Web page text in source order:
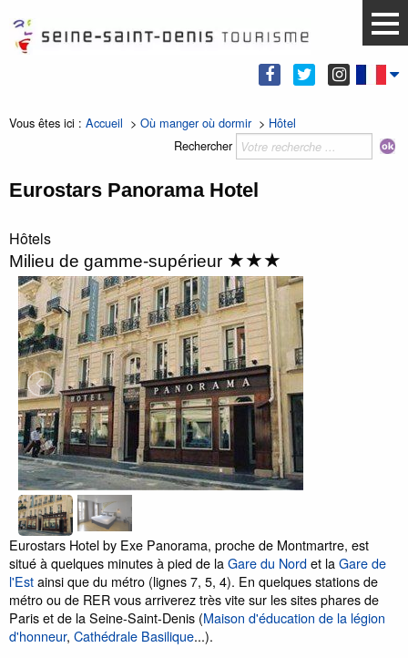
Vous êtes ici : Accueil > Où manger où dormir> Hôtel
Rechercher
Eurostars Panorama Hotel
Hôtels
Milieu de gamme-supérieur ★★★
Eurostars Hotel by Exe Panorama, proche de Montmartre, est
situé à quelques minutes à pied de laGare du Nordet laGare de
l'Estainsi que du métro (lignes 7, 5, 4). En quelques stations de
métro ou de RER vous arriverez très vite sur les sites phares de
Paris et de la Seine-Saint-Denis (Maison d'éducation de la légion
d'honneur, Cathédrale Basilique...).